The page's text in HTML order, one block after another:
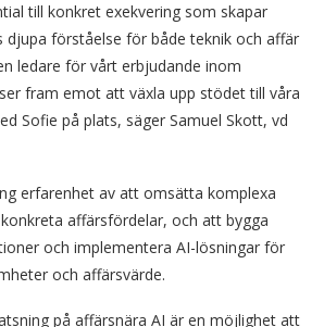
till konkret exekvering som skapar
djupa förståelse för både teknik och affär
ledare för vårt erbjudande inom
fram emot att växla upp stödet till våra
Sofie på plats, säger Samuel Skott, vd
erfarenhet av att omsätta komplexa
affärsfördelar, och att bygga
och implementera AI-lösningar för
och affärsvärde.
på affärsnära AI är en möjlighet att